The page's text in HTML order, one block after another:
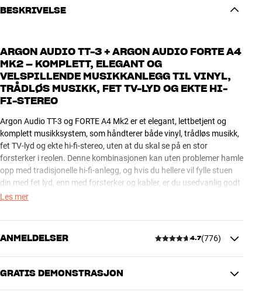
BESKRIVELSE
ARGON AUDIO TT-3 + ARGON AUDIO FORTE A4
MK2 – KOMPLETT, ELEGANT OG
VELSPILLENDE MUSIKKANLEGG TIL VINYL,
TRÅDLØS MUSIKK, FET TV-LYD OG EKTE HI-
FI-STEREO
Argon Audio TT-3 og FORTE A4 Mk2 er et elegant, lettbetjent og
komplett musikksystem, som håndterer både vinyl, trådløs musikk,
fet TV-lyd og ekte hi-fi-stereo, uten at du skal se på en stor
forsterker i reolen. Denne kombinasjonen kan uten problemer hamle
opp med tradisjonelle hi-fi-anlegg, og hvis du hellere vil fylle stuen
din med fet lyd, enn med forsterker og kabler, er du usedvanlig godt
hjulpet her, selv om du er kresen.
I motsetning til den mere budsjettvennlige FENRIS-serien, er FORTE-
kabinettet utført med elegant finish i matt lakk eller valnøtt, og
lyden er mer detaljert og mer dynamisk i kraft av bedre elementer og
en meget avansert innebygget forsterker. Den elegante hi-fi-
platespilleren er helt spilleklar med fabrikksmontert Ortofon pickup,
Les mer
ANMELDELSER 4.7(776)
4.7
GRATIS DEMONSTRASJON